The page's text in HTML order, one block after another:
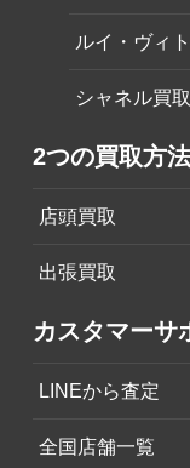
ルイ・ヴィ
シャネル買
2つの買取方
店頭買取
出張買取
カスタマーサ
LINEから査定
全国店舗一覧